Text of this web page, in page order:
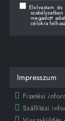
Elolvastam
megadott
célokra
Impresszum
Fizetési
Szállítási